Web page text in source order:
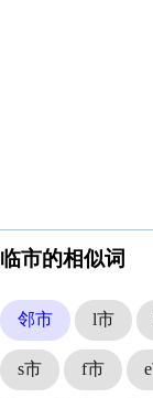
临市的相似词
邻市 l市
s市 f市